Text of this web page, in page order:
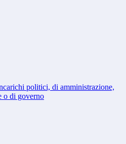
politici, di amministrazione,
o di governo